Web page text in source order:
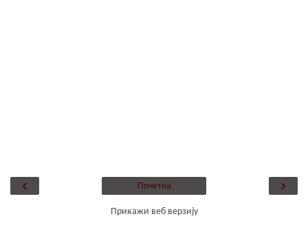
‹ ›
Почетна
Прикажи веб верзију